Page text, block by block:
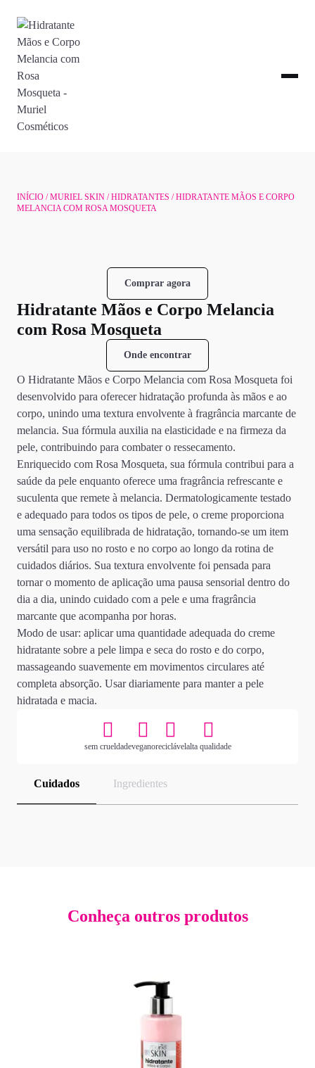
INÍCIO /MURIEL SKIN /HIDRATANTES / HIDRATANTE MÃOS E CORPO
MELANCIA COM ROSA MOSQUETA
Comprar agora
Hidratante Mãos e Corpo Melancia
com Rosa Mosqueta
Onde encontrar
O Hidratante Mãos e Corpo Melancia com Rosa Mosqueta foi
desenvolvido para oferecer hidratação profunda às mãos e ao
corpo, unindo uma textura envolvente à fragrância marcante de
melancia. Sua fórmula auxilia na elasticidade e na firmeza da
pele, contribuindo para combater o ressecamento.
Enriquecido com Rosa Mosqueta, sua fórmula contribui para a
saúde da pele enquanto oferece uma fragrância refrescante e
suculenta que remete à melancia. Dermatologicamente testado
e adequado para todos os tipos de pele, o creme proporciona
uma sensação equilibrada de hidratação, tornando-se um item
versátil para uso no rosto e no corpo ao longo da rotina de
cuidados diários. Sua textura envolvente foi pensada para
tornar o momento de aplicação uma pausa sensorial dentro do
dia a dia, unindo cuidado com a pele e uma fragrância
marcante que acompanha por horas.
Modo de usar: aplicar uma quantidade adequada do creme
hidratante sobre a pele limpa e seca do rosto e do corpo,
massageando suavemente em movimentos circulares até
completa absorção. Usar diariamente para manter a pele
hidratada e macia.
sem crueldadeveganoreciclávelalta qualidade
Cuidados Ingredientes
Conheça outros produtos